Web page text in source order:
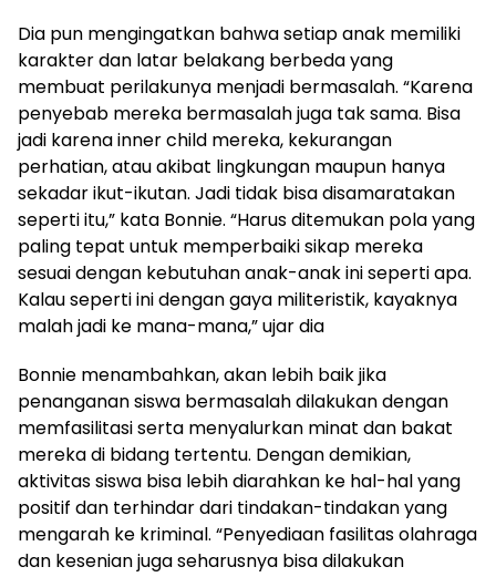
Dia pun mengingatkan bahwa setiap anak memiliki
karakter dan latar belakang berbeda yang
membuat perilakunya menjadi bermasalah. “Karena
penyebab mereka bermasalah juga tak sama. Bisa
jadi karena inner child mereka, kekurangan
perhatian, atau akibat lingkungan maupun hanya
sekadar ikut-ikutan. Jadi tidak bisa disamaratakan
seperti itu,” kata Bonnie. “Harus ditemukan pola yang
paling tepat untuk memperbaiki sikap mereka
sesuai dengan kebutuhan anak-anak ini seperti apa.
Kalau seperti ini dengan gaya militeristik, kayaknya
malah jadi ke mana-mana,” ujar dia
Bonnie menambahkan, akan lebih baik jika
penanganan siswa bermasalah dilakukan dengan
memfasilitasi serta menyalurkan minat dan bakat
mereka di bidang tertentu. Dengan demikian,
aktivitas siswa bisa lebih diarahkan ke hal-hal yang
positif dan terhindar dari tindakan-tindakan yang
mengarah ke kriminal. “Penyediaan fasilitas olahraga
dan kesenian juga seharusnya bisa dilakukan